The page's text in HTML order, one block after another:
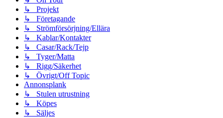
↳ Projekt
↳ Företagande
↳ Strömförsörjning/Ellära
↳ Kablar/Kontakter
↳ Casar/Rack/Tejp
↳ Tyger/Matta
↳ Rigg/Säkerhet
↳ Övrigt/Off Topic
Annonsplank
↳ Stulen utrustning
↳ Köpes
↳ Säljes